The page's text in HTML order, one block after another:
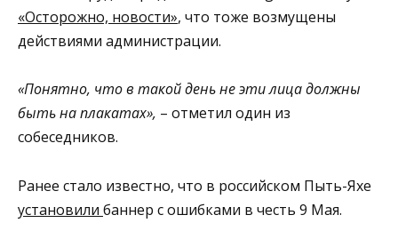
«Осторожно, новости», что тоже возмущены
действиями администрации.
«Понятно, что в такой день не эти лица должны
быть на плакатах», – отметил один из
собеседников.
Ранее стало известно, что в российском Пыть-Яхе
установили баннер с ошибками в честь 9 Мая.